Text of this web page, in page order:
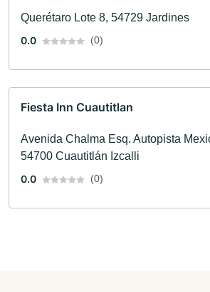
Querétaro Lote 8, 54729 Jardines
0.0
(0)
Fiesta Inn Cuautitlan
Avenida Chalma Esq. Autopista
54700 Cuautitlán Izcalli
0.0
(0)